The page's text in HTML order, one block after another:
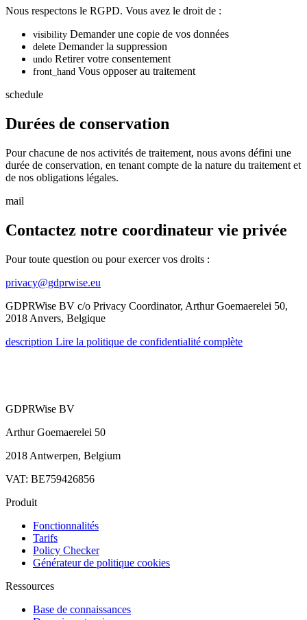
Nous respectons le RGPD. Vous avez le droit de :
visibility Demander une copie de vos données
delete Demander la suppression
undo Retirer votre consentement
front_hand Vous opposer au traitement
schedule
Durées de conservation
Pour chacune de nos activités de traitement, nous avons défini une
durée de conservation, en tenant compte de la nature du traitement et
de nos obligations légales.
mail
Contactez notre coordinateur vie privée
Pour toute question ou pour exercer vos droits :
privacy@gdprwise.eu
GDPRWise BV c/o Privacy Coordinator, Arthur Goemaerelei 50,
2018 Anvers, Belgique
description Lire la politique de confidentialité complète
GDPRWise BV
Arthur Goemaerelei 50
2018 Antwerpen, Belgium
VAT: BE759426856
Produit
Fonctionnalités
Tarifs
Policy Checker
Générateur de politique cookies
Ressources
Base de connaissances